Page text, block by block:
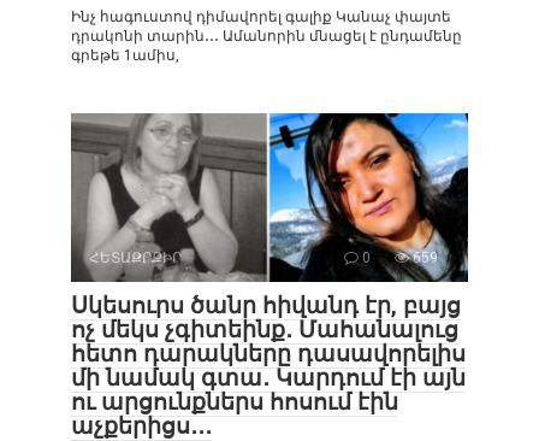
Ինչ հագուստով դիմավորել գալիք Կանաչ փայտե
դրակոնի տարին․․․ Ամանորին մնացել է ընդամենը
գրեթե 1ամիս,
ՀԵՏԱՔՐՔԻՐ 0 659
Սկեսուրս ծանր հիվանդ էր, բայց
ոչ մեկս չգիտեինք․ Մահանալուց
հետո դարակները դասավորելիս
մի նամակ գտա․ Կարդում էի այն
ու արցունքներս հոսում էին
աչքերիցս․․․